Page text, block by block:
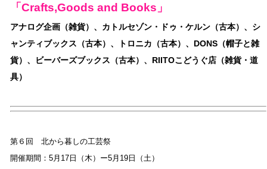
「Crafts,Goods and Books」
アナログ企画（雑貨）、カトルセゾン・ドゥ・ケルン（古本）、シ
ャンティブックス（古本）、トロニカ（古本）、DONS（帽子と雑
貨）、ビーバーズブックス（古本）、RIITOこどうぐ店（雑貨・道
具）
第６回 北から暮しの工芸祭
開催期間：5月17日（木）ー5月19日（土）